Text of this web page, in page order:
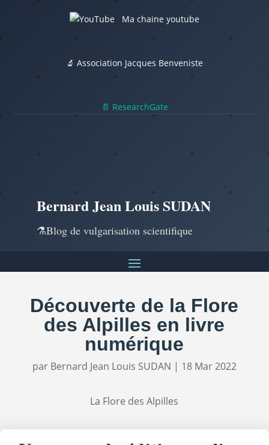
Ma chaine youtube
🔬 Association Jacques Benveniste
📄 ResearchGate
Bernard Jean Louis SUDAN
⚗️Blog de vulgarisation scientifique
Découverte de la Flore
des Alpilles en livre
numérique
par Bernard Jean Louis SUDAN | 18 Mar 2022
La Flore des Alpilles